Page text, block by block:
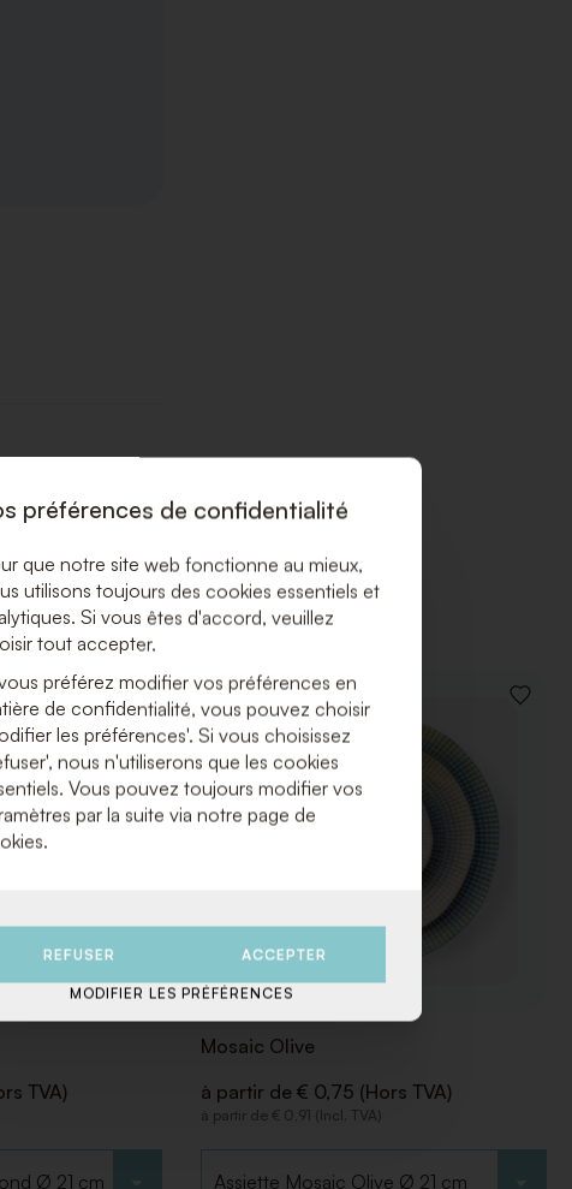
AJOUTER
LA
LISTE
DE
SOUHAITS
TVA)
AJOUTER
Mosaic Olive
à partir de € 0,75 (Hors TVA)
à partir de € 0,91 (Incl. TVA)
préférences de confidentialité
que notre site web fonctionne au mieux,
utilisons toujours des cookies essentiels et
Si vous êtes d'accord, veuillez
tout accepter.
préférez modifier vos préférences en
de confidentialité, vous pouvez choisir
les préférences'. Si vous choisissez
nous n'utiliserons que les cookies
Vous pouvez toujours modifier vos
par la suite via notre page de
REFUSER ACCEPTER
MODIFIER LES PRÉFÉRENCES